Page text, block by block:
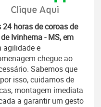
24 horas de coroas de
Ivinhema - MS, em
agilidade e
chegue ao
Sabemos que
isso, cuidamos de
montagem imediata
a garantir um gesto